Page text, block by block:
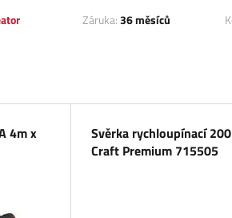
Záruka:36 měsíců
4m x
Svěrka rychloupínací
Craft Premium 715505